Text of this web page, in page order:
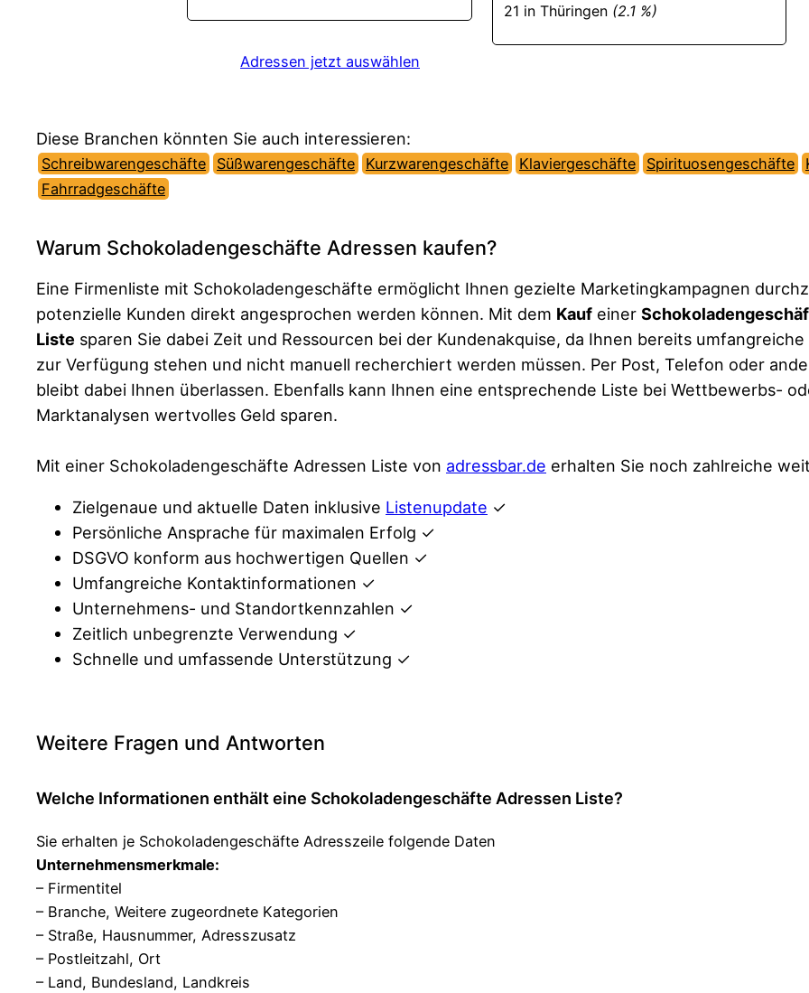
Adressen jetzt auswählen
21 in Thüringen (2.1 %)
Diese Branchen könnten Sie auch interessieren:
Schreibwarengeschäfte Süßwarengeschäfte Kurzwarengeschäfte Klaviergeschäfte Spirituosengeschäfte
Fahrradgeschäfte
Warum Schokoladengeschäfte Adressen kaufen?
Eine Firmenliste mit Schokoladengeschäfte ermöglicht Ihnen gezielte Marketingkampagnen
potenzielle Kunden direkt angesprochen werden können. Mit dem Kauf einer
Liste sparen Sie dabei Zeit und Ressourcen bei der Kundenakquise, da Ihnen bereits
zur Verfügung stehen und nicht manuell recherchiert werden müssen. Per Post, Telefon oder
bleibt dabei Ihnen überlassen. Ebenfalls kann Ihnen eine entsprechende Liste bei Wettbewerbs-
Marktanalysen wertvolles Geld sparen.
Mit einer Schokoladengeschäfte Adressen Liste von adressbar.de erhalten Sie noch zahlreiche
Zielgenaue und aktuelle Daten inklusive Listenupdate ✓
Persönliche Ansprache für maximalen Erfolg ✓
DSGVO konform aus hochwertigen Quellen ✓
Umfangreiche Kontaktinformationen ✓
Unternehmens- und Standortkennzahlen ✓
Zeitlich unbegrenzte Verwendung ✓
Schnelle und umfassende Unterstützung ✓
Weitere Fragen und Antworten
Welche Informationen enthält eine Schokoladengeschäfte Adressen Liste?
Sie erhalten je Schokoladengeschäfte Adresszeile folgende Daten
Unternehmensmerkmale:
– Firmentitel
– Branche, Weitere zugeordnete Kategorien
– Straße, Hausnummer, Adresszusatz
– Postleitzahl, Ort
– Land, Bundesland, Landkreis